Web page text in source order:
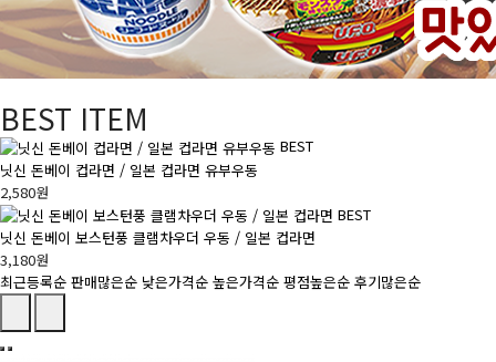
BEST ITEM
BEST
닛신 돈베이 컵라면 / 일본 컵라면 유부우동
2,580원
BEST
닛신 돈베이 보스턴풍 클램차우더 우동 / 일본 컵라면
3,180원
최근등록순 판매많은순 낮은가격순 높은가격순 평점높은순 후기많은순